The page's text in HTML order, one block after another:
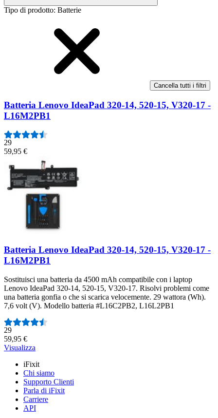
Tipo di prodotto: Batterie
Cancella tutti i filtri
Batteria Lenovo IdeaPad 320-14, 520-15, V320-17 -
L16M2PB1
29
59,95 €
Batteria Lenovo IdeaPad 320-14, 520-15, V320-17 -
L16M2PB1
Sostituisci una batteria da 4500 mAh compatibile con i laptop
Lenovo IdeaPad 320-14, 520-15, V320-17. Risolvi problemi come
una batteria gonfia o che si scarica velocemente. 29 wattora (Wh).
7,6 volt (V). Modello batteria #L16C2PB2, L16L2PB1
Numero di recensioni:
29
59,95 €
Visualizza
iFixit
Chi siamo
Supporto Clienti
Parla di iFixit
Carriere
API